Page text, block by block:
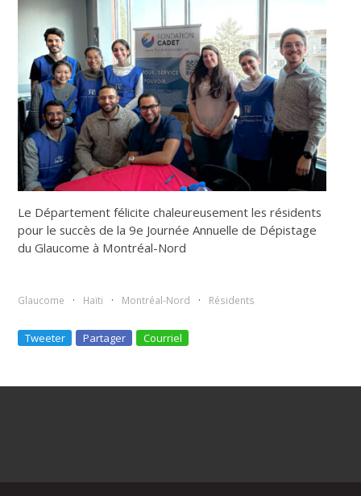
Le Département félicite chaleureusement les résidents
pour le succès de la 9e Journée Annuelle de Dépistage
du Glaucome à Montréal-Nord
Glaucome Haïti Montréal-Nord Résidents
Tweeter Partager Courriel